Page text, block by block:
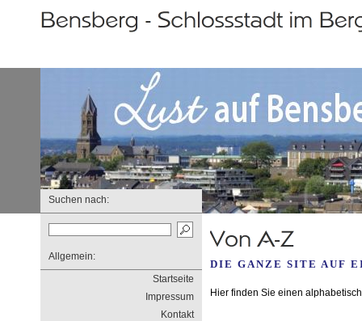
Suchen nach:
Allgemein:
Startseite
Impressum
Kontakt
DIE GANZE SITE AUF
Hier finden Sie einen